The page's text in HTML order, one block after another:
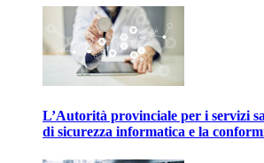
L’Autorità provinciale per i servizi
di sicurezza informatica e la